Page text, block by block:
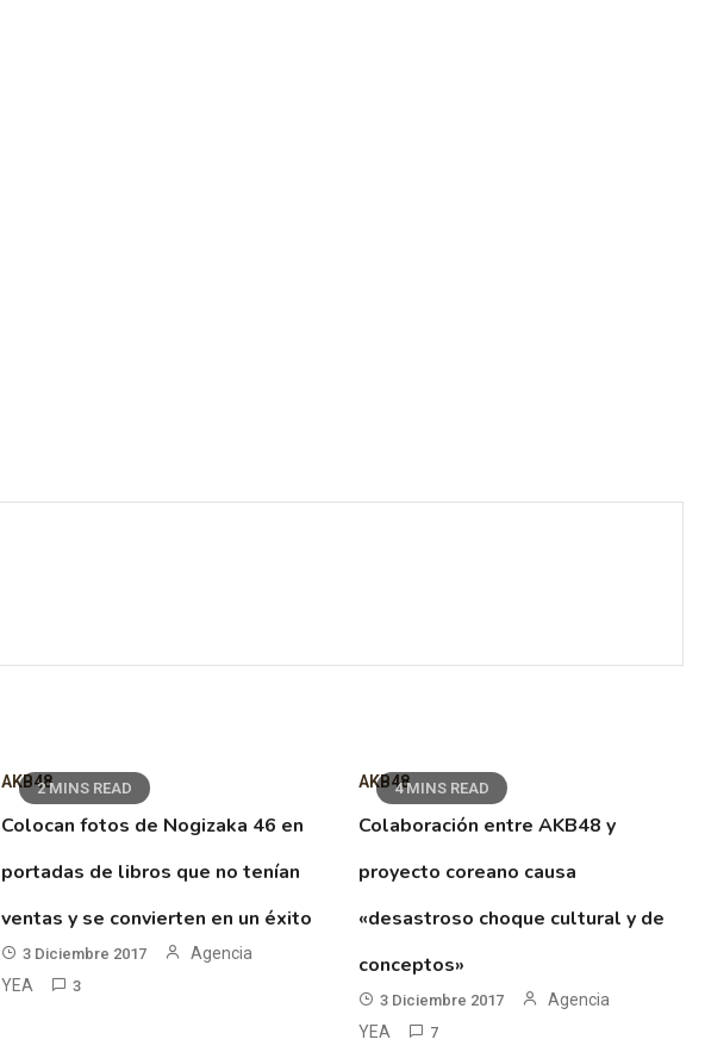
2 MINS READ
AKB48
Colocan fotos de Nogizaka 46 en
portadas de libros que no tenían
ventas y se convierten en un éxito
3 Diciembre 2017
Agencia
YEA
3
4 MINS READ
AKB48
Colaboración entre AKB48 y
proyecto coreano causa
«desastroso choque cultural y de
conceptos»
3 Diciembre 2017
Agencia
YEA
7